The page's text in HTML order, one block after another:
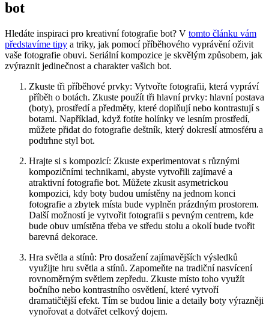
⁤bot
Hledáte inspiraci pro kreativní fotografie‍ bot? V tomto článku vám
představíme tipy a triky, jak ⁢pomocí příběhového vyprávění oživit⁣
vaše fotografie ⁤obuvi. Seriální kompozice je skvělým způsobem, jak
zvýraznit jedinečnost ​a charakter vašich bot.
Zkuste ‍tři příběhové prvky: Vytvořte fotografii, která vypráví
‌příběh o⁤ botách. ‍Zkuste použít tři ‌hlavní prvky: hlavní postava
(boty), prostředí a předměty, které doplňují⁣ nebo kontrastují​ s‍
botami. Například, když fotíte holínky ve lesním prostředí,
můžete přidat do fotografie deštník, který ‌dokreslí atmosféru a
podtrhne styl bot.
Hrajte si s kompozicí: Zkuste ‌experimentovat s různými
kompozičními technikami, abyste​ vytvořili⁣ zajímavé a
atraktivní fotografie bot. Můžete zkusit asymetrickou
kompozici, kdy boty budou umístěny na jednom konci‍
fotografie a zbytek⁤ místa bude vyplněn prázdným ‌prostorem.
Další možností je vytvořit fotografii s ‌pevným centrem,‍ kde
bude ⁤obuv umístěna třeba ve středu stolu a ‍okolí ​bude tvořit
barevná dekorace.
Hra světla a stínů: Pro dosažení zajímavějších ‍výsledků
využijte hru světla⁣ a stínů. Zapomeňte na tradiční nasvícení
rovnoměrným světlem ⁣zepředu. Zkuste místo toho využít
bočního⁤ nebo kontrastního⁤ osvětlení, ‍které ⁣vytvoří
dramatičtější efekt. Tím se budou linie a ​detaily boty ⁢výrazněji
vynořovat a‌ dotvářet celkový ‌dojem.